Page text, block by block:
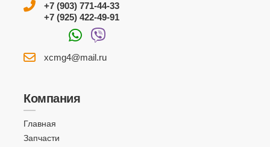
+7 (903) 771-44-33
+7 (925) 422-49-91
xcmg4@mail.ru
Компания
Главная
Запчасти